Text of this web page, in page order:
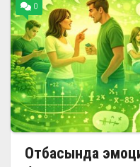
0
Отбасында